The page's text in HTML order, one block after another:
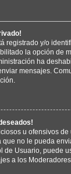
registrado y/o
la opción de
ha
mensajes.
u ofensivos de
no le pueda
de Usuario, puede
a los